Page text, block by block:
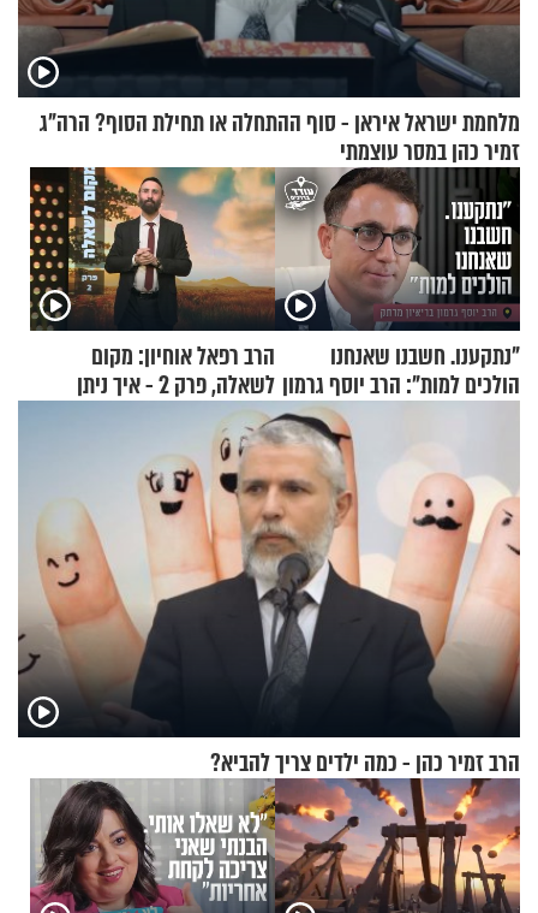
מלחמת ישראל איראן - סוף ההתחלה או תחילת הסוף? הרה"ג
זמיר כהן במסר עוצמתי
"נתקענו. חשבנו שאנחנו
הולכים למות": הרב יוסף גרמון
הרב רפאל אוחיון: מקום
לשאלה, פרק 2 - איך ניתן
להוכיח שהתורה משמיים?
הרב זמיר כהן - כמה ילדים צריך להביא?